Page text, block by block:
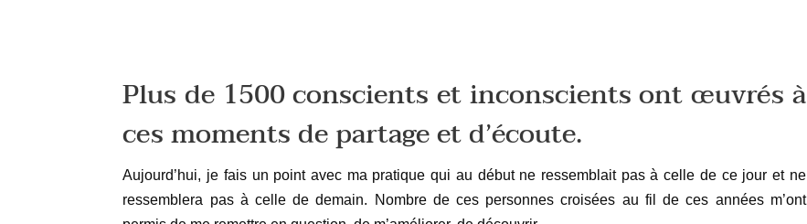
Plus de 1500 conscients et inconscients ont œuvrés à
ces moments de partage et d’écoute.
Aujourd’hui, je fais un point avec ma pratique qui au début ne ressemblait pas à celle de ce jour et ne
ressemblera pas à celle de demain. Nombre de ces personnes croisées au fil de ces années m’ont